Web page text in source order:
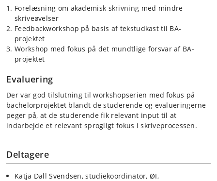
Forelæsning om akademisk skrivning med mindre
skriveøvelser
Feedbackworkshop på basis af tekstudkast til BA-
projektet
Workshop med fokus på det mundtlige forsvar af BA-
projektet
Evaluering
Der var god tilslutning til workshopserien med fokus på
bachelorprojektet blandt de studerende og evalueringerne
peger på, at de studerende fik relevant input til at
indarbejde et relevant sprogligt fokus i skriveprocessen.
Deltagere
Katja Dall Svendsen, studiekoordinator, ØI,